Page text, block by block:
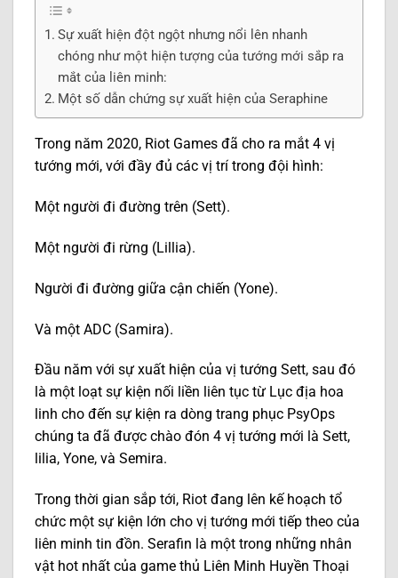
Sự xuất hiện đột ngột nhưng nổi lên nhanh
chóng như một hiện tượng của tướng mới sắp ra
mắt của liên minh:
Một số dẫn chứng sự xuất hiện của Seraphine
Trong năm 2020, Riot Games đã cho ra mắt 4 vị
tướng mới, với đầy đủ các vị trí trong đội hình:
Một người đi đường trên (Sett).
Một người đi rừng (Lillia).
Người đi đường giữa cận chiến (Yone).
Và một ADC (Samira).
Đầu năm với sự xuất hiện của vị tướng Sett, sau đó
là một loạt sự kiện nối liền liên tục từ Lục địa hoa
linh cho đến sự kiện ra dòng trang phục PsyOps
chúng ta đã được chào đón 4 vị tướng mới là Sett,
lilia, Yone, và Semira.
Trong thời gian sắp tới, Riot đang lên kế hoạch tổ
chức một sự kiện lớn cho vị tướng mới tiếp theo của
liên minh tin đồn. Serafin là một trong những nhân
vật hot nhất của game thủ Liên Minh Huyền Thoại